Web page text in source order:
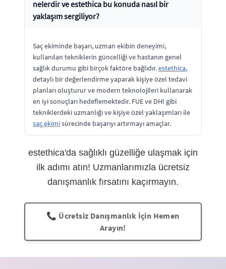
nelerdir ve estethica bu konuda nasıl bir
yaklaşım sergiliyor?
Saç ekiminde başarı, uzman ekibin deneyimi,
kullanılan tekniklerin güncelliği ve hastanın genel
sağlık durumu gibi birçok faktöre bağlıdır.estethica,
detaylı bir değerlendirme yaparak kişiye özel tedavi
planları oluşturur ve modern teknolojileri kullanarak
en iyi sonuçları hedeflemektedir. FUE ve DHI gibi
tekniklerdeki uzmanlığı ve kişiye özel yaklaşımları ile
saç ekimisürecinde başarıyı artırmayı amaçlar.
estethica'da sağlıklı güzelliğe ulaşmak için
ilk adımı atın! Uzmanlarımızla ücretsiz
danışmanlık fırsatını kaçırmayın.
📞 Ücretsiz Danışmanlık İçin Hemen
Arayın!